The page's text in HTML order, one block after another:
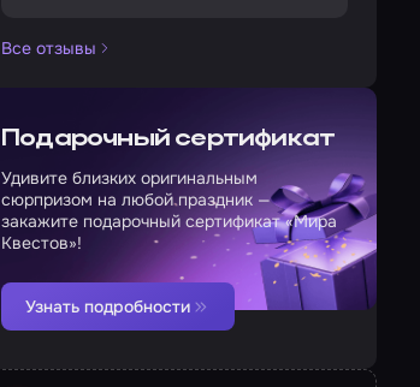
Все отзывы
Подарочный сертификат
Удивите близких оригинальным
сюрпризом на любой праздник —
закажите подарочный сертификат «Мира
Квестов»!
Узнать подробности